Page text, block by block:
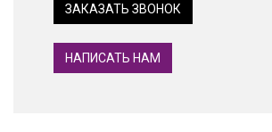
ЗАКАЗАТЬ ЗВОНОК
НАПИСАТЬ НАМ